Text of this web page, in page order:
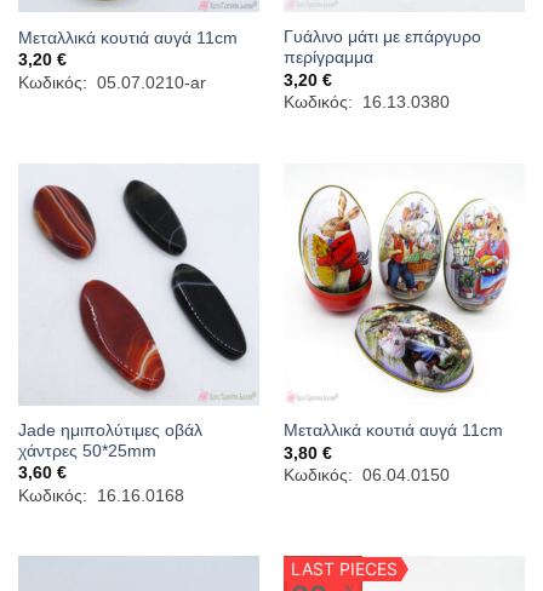
Μεταλλικά κουτιά αυγά 11cm
3,20 €
Κωδικός: 05.07.0210-ar
Γυάλινο μάτι με επάργυρο
περίγραμμα
3,20 €
Κωδικός: 16.13.0380
Jade ημιπολύτιμες οβάλ
χάντρες 50*25mm
3,60 €
Κωδικός: 16.16.0168
Μεταλλικά κουτιά αυγά 11cm
3,80 €
Κωδικός: 06.04.0150
LAST PIECES